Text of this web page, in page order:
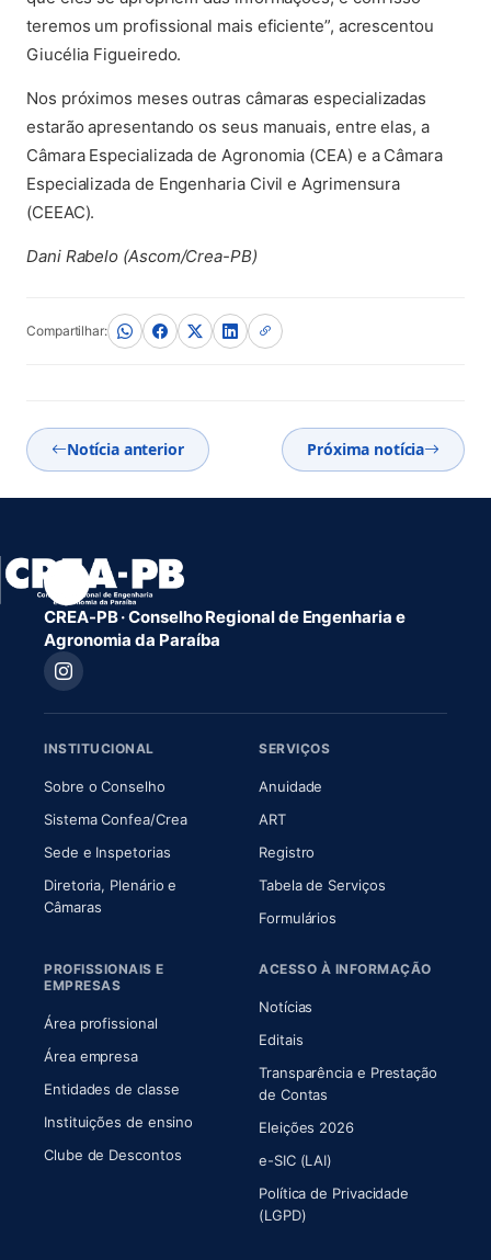
teremos um profissional mais eficiente”, acrescentou
Giucélia Figueiredo.
Nos próximos meses outras câmaras especializadas
estarão apresentando os seus manuais, entre elas, a
Câmara Especializada de Agronomia (CEA) e a Câmara
Especializada de Engenharia Civil e Agrimensura
(CEEAC).
Dani Rabelo (Ascom/Crea-PB)
Compartilhar:
Notícia anterior Próxima notícia
CREA-PB · Conselho Regional de Engenharia e
Agronomia da Paraíba
INSTITUCIONAL
Sobre o Conselho(abre em nova aba)
Sistema Confea/Crea(abre em nova aba)
Sede e Inspetorias
Diretoria, Plenário e
Câmaras(abre em nova aba)
SERVIÇOS
Anuidade
ART(abre em nova aba)
Registro
Tabela de Serviços
Formulários
PROFISSIONAIS E
EMPRESAS
Área profissional
Área empresa
Entidades de classe
Instituições de ensino
Clube de Descontos
ACESSO À INFORMAÇÃO
Notícias
Editais
Transparência e Prestação
de Contas
Eleições 2026
e-SIC (LAI)
Política de Privacidade
(LGPD)